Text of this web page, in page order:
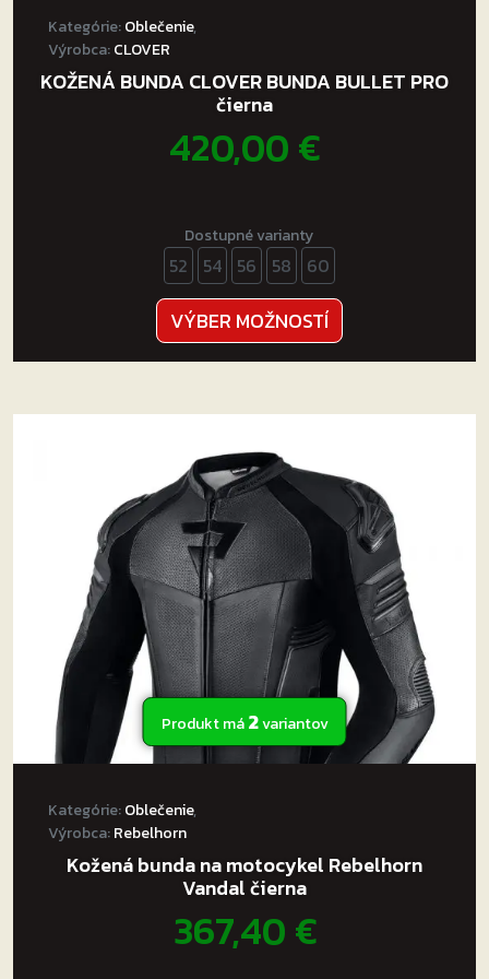
Kategórie:Oblečenie,
Výrobca:CLOVER
KOŽENÁ BUNDA CLOVER BUNDA BULLET PRO
čierna
420,00€
Dostupné varianty
52 54 56 58 60
VÝBER MOŽNOSTÍ
produkt
si
môžete
vybrať
na
stránke
produktu.
Produkt má2variantov
Kategórie:Oblečenie,
Výrobca:Rebelhorn
Kožená bunda na motocykel Rebelhorn
Vandal čierna
367,40€